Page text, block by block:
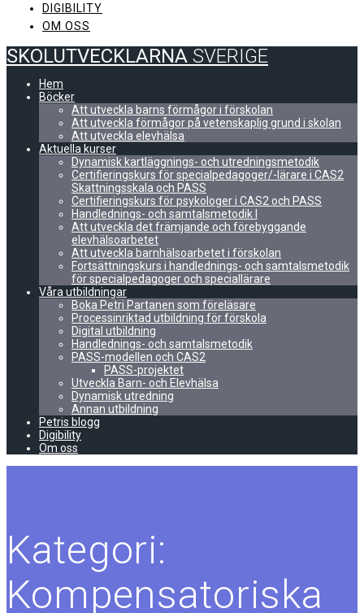
DIGIBILITY
OM OSS
SKOLUTVECKLARNA SVERIGE
Hem
Böcker
Att utveckla barns förmågor i förskolan
Att utveckla förmågor på vetenskaplig grund i skolan
Att utveckla elevhälsa
Aktuella kurser
Dynamisk kartläggnings- och utredningsmetodik
Certifieringskurs för specialpedagoger/-lärare i CAS2
Skattningsskala och PASS
Certifieringskurs för psykologer i CAS2 och PASS
Handlednings- och samtalsmetodik I
Att utveckla det främjande och förebyggande
elevhälsoarbetet
Att utveckla barnhälsoarbetet i förskolan
Fortsättningskurs i handlednings- och samtalsmetodik
för specialpedagoger och speciallärare
Våra utbildningar
Boka Petri Partanen som föreläsare
Processinriktad utbildning för förskola
Digital utbildning
Handlednings- och samtalsmetodik
PASS-modellen och CAS2
PASS-projektet
Utveckla Barn- och Elevhälsa
Dynamisk utredning
Annan utbildning
Petris blogg
Digibility
Om oss
Kategori:
Kompensatoriska